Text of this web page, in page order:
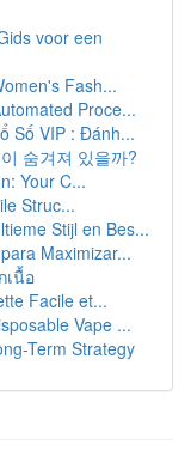
voor een
Fash...
Proce...
Số VIP : Đánh...
숨겨져 있을까?
Your C...
Struc...
Stijl en Bes...
Maximizar...
เนื้อ
Facile et...
Vape ...
Term Strategy